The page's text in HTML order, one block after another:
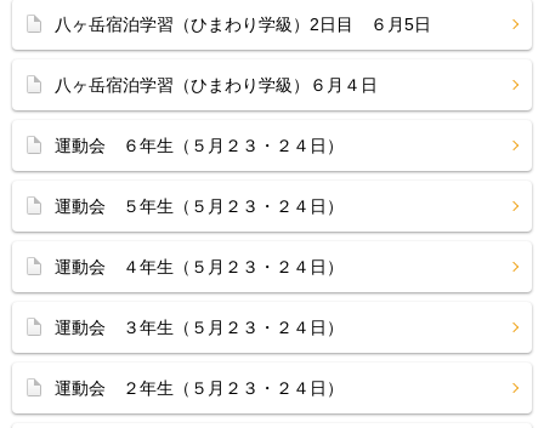
八ヶ岳宿泊学習（ひまわり学級）2日目 ６月5日
八ヶ岳宿泊学習（ひまわり学級）６月４日
運動会 ６年生（５月２３・２４日）
運動会 ５年生（５月２３・２４日）
運動会 ４年生（５月２３・２４日）
運動会 ３年生（５月２３・２４日）
運動会 ２年生（５月２３・２４日）